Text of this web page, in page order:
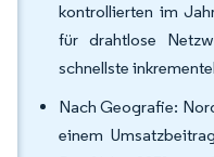
kontrollierten im
für drahtlose
schnellste
Nach Geografie:
einem